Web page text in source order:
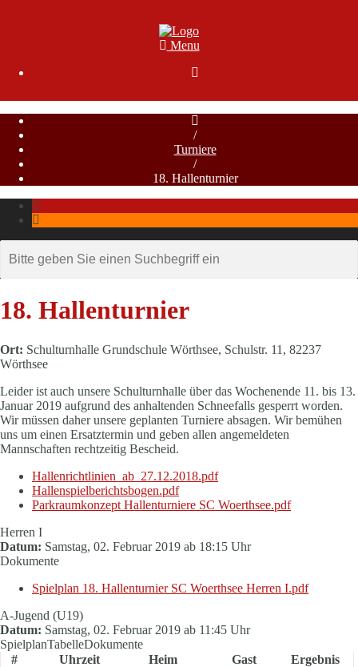
Menu

/
Turniere
/
18. Hallenturnier
18. Hallenturnier
Ort: Schulturnhalle Grundschule Wörthsee, Schulstr. 11, 82237
Wörthsee
Leider ist auch unsere Schulturnhalle über das Wochenende 11. bis 13.
Januar 2019 aufgrund des anhaltenden Schneefalls gesperrt worden.
Wir müssen daher unsere geplanten Turniere absagen. Wir bemühen
uns um einen Ersatztermin und geben allen angemeldeten
Mannschaften rechtzeitig Bescheid.
Hallenrichtlinien_ab_27.12.2018.pdf
Hallenspielberichtsbogen.pdf
Parkraumkonzept Hallenturniere SC Woerthsee.pdf
Herren I
Datum: Samstag, 02. Februar 2019 ab 18:15 Uhr
Dokumente
Spielplan 18. Hallenturnier SC Woerthsee Herren I.pdf
A-Jugend (U19)
Datum: Samstag, 02. Februar 2019 ab 11:45 Uhr
SpielplanTabelleDokumente
#
Uhrzeit Heim Gast
Ergebnis